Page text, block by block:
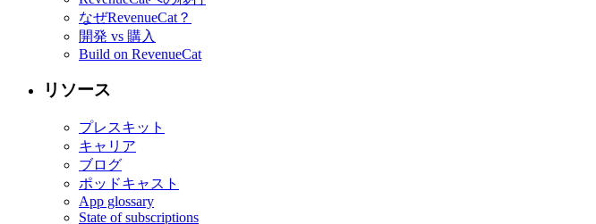
なぜRevenueCat？
開発 vs 購入
Build on RevenueCat
リソース
プレスキット
キャリア
ブログ
ポッドキャスト
App glossary
State of subscriptions